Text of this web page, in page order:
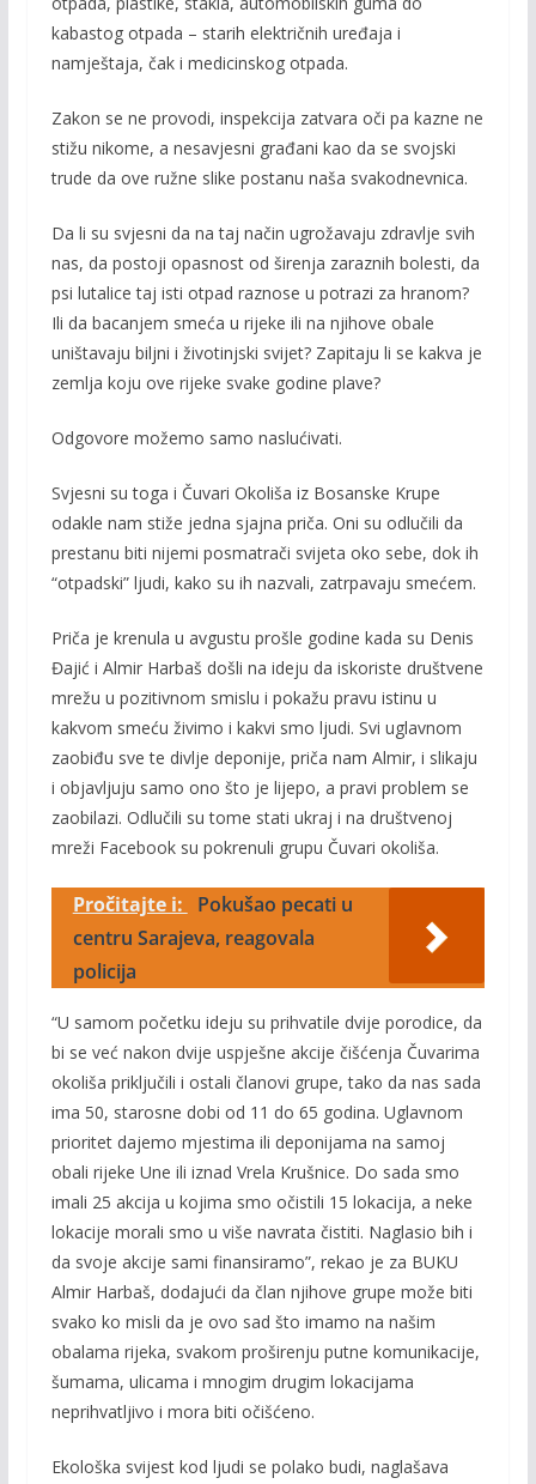
kabastog otpada – starih električnih uređaja i
namještaja, čak i medicinskog otpada.
Zakon se ne provodi, inspekcija zatvara oči pa kazne ne
stižu nikome, a nesavjesni građani kao da se svojski
trude da ove ružne slike postanu naša svakodnevnica.
Da li su svjesni da na taj način ugrožavaju zdravlje svih
nas, da postoji opasnost od širenja zaraznih bolesti, da
psi lutalice taj isti otpad raznose u potrazi za hranom?
Ili da bacanjem smeća u rijeke ili na njihove obale
uništavaju biljni i životinjski svijet? Zapitaju li se kakva je
zemlja koju ove rijeke svake godine plave?
Odgovore možemo samo naslućivati.
Svjesni su toga i Čuvari Okoliša iz Bosanske Krupe
odakle nam stiže jedna sjajna priča. Oni su odlučili da
prestanu biti nijemi posmatrači svijeta oko sebe, dok ih
“otpadski” ljudi, kako su ih nazvali, zatrpavaju smećem.
Priča je krenula u avgustu prošle godine kada su Denis
Đajić i Almir Harbaš došli na ideju da iskoriste društvene
mrežu u pozitivnom smislu i pokažu pravu istinu u
kakvom smeću živimo i kakvi smo ljudi. Svi uglavnom
zaobiđu sve te divlje deponije, priča nam Almir, i slikaju
i objavljuju samo ono što je lijepo, a pravi problem se
zaobilazi. Odlučili su tome stati ukraj i na društvenoj
mreži Facebook su pokrenuli grupu Čuvari okoliša.
Pročitajte i:
Pokušao pecati u
centru Sarajeva, reagovala
policija
“U samom početku ideju su prihvatile dvije porodice, da
bi se već nakon dvije uspješne akcije čišćenja Čuvarima
okoliša priključili i ostali članovi grupe, tako da nas sada
ima 50, starosne dobi od 11 do 65 godina. Uglavnom
prioritet dajemo mjestima ili deponijama na samoj
obali rijeke Une ili iznad Vrela Krušnice. Do sada smo
imali 25 akcija u kojima smo očistili 15 lokacija, a neke
lokacije morali smo u više navrata čistiti. Naglasio bih i
da svoje akcije sami finansiramo”, rekao je za BUKU
Almir Harbaš, dodajući da član njihove grupe može biti
svako ko misli da je ovo sad što imamo na našim
obalama rijeka, svakom proširenju putne komunikacije,
šumama, ulicama i mnogim drugim lokacijama
neprihvatljivo i mora biti očišćeno.
Ekološka svijest kod ljudi se polako budi, naglašava